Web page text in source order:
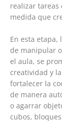
realizar tareas
medida que
En esta etapa,
de manipular
el aula, se
creatividad y
fortalecer la
de manera
o agarrar
cubos,